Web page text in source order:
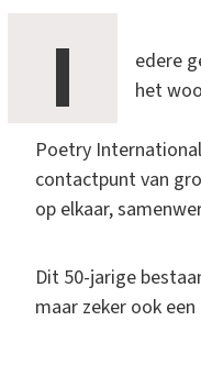
I
edere
het
Poetry
contactpunt van
op elkaar,
Dit 50-jarige
maar zeker ook